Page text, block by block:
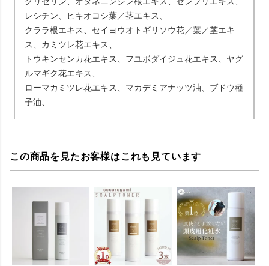
レシチン、ヒキオコシ葉／茎エキス、
クララ根エキス、セイヨウオトギリソウ花／葉／茎エキ
ス、カミツレ花エキス、
トウキンセンカ花エキス、フユボダイジュ花エキス、ヤグ
ルマギク花エキス、
ローマカミツレ花エキス、マカデミアナッツ油、ブドウ種
子油、
この商品を見たお客様はこれも見ています